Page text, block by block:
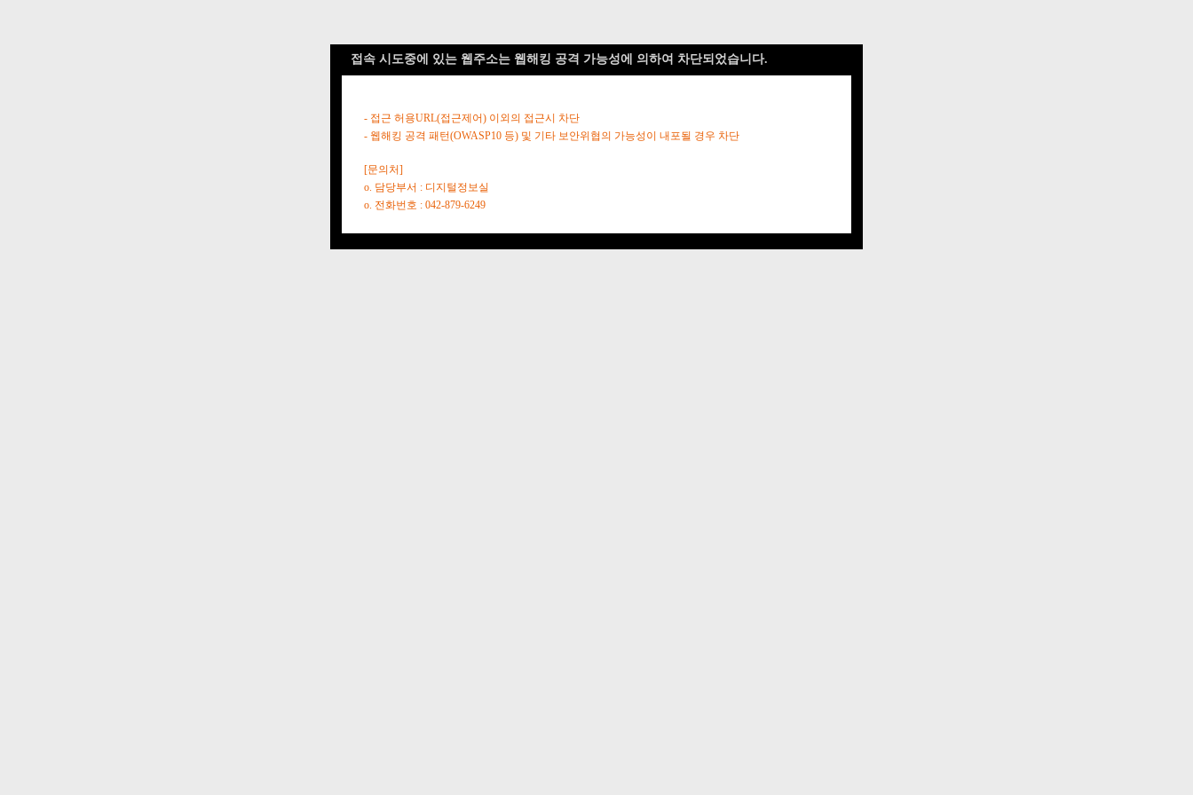
접속 시도중에 있는 웹주소는 웹해킹 공격 가능성에 의하여 차단되었습니다.
- 접근 허용URL(접근제어) 이외의 접근시 차단
- 웹해킹 공격 패턴(OWASP10 등) 및 기타 보안위협의 가능성이 내포될 경우 차단
[문의처]
o. 담당부서 : 디지털정보실
o. 전화번호 : 042-879-6249